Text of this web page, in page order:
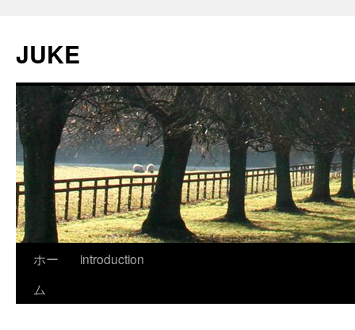
JUKE
ホー
ム
introduction